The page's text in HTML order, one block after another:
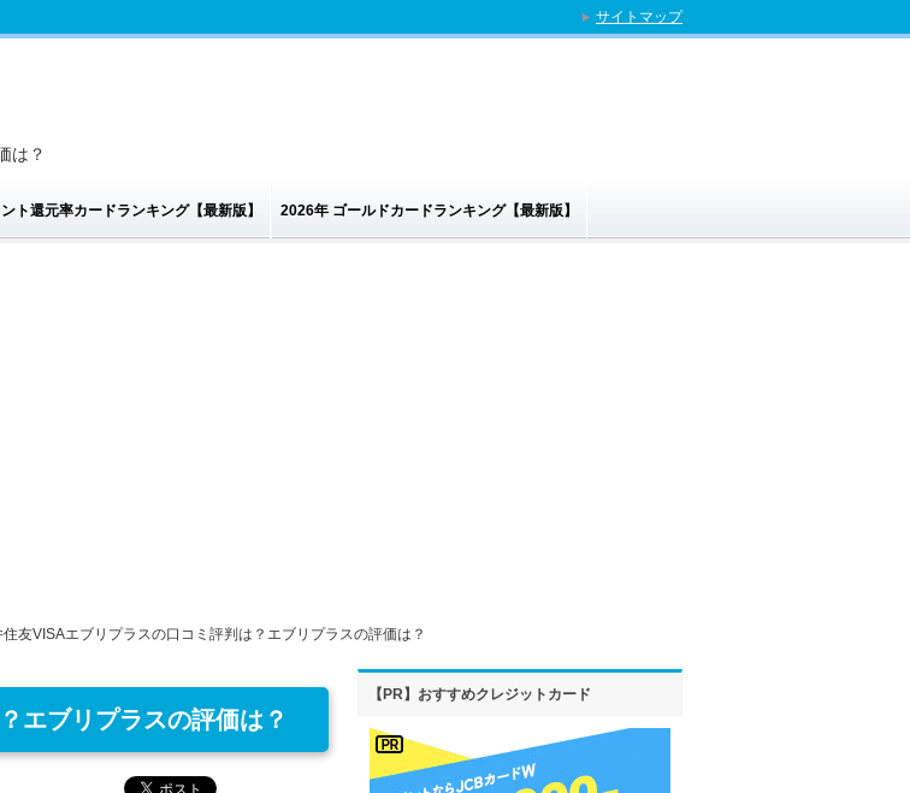
は？
ト還元率カードランキング【最新版】 2026年 ゴールドカードランキング【最新版】
住友VISAエブリプラスの口コミ評判は？エブリプラスの評価は？
エブリプラスの評価は？
【PR】おすすめクレジットカード
サイトマップ